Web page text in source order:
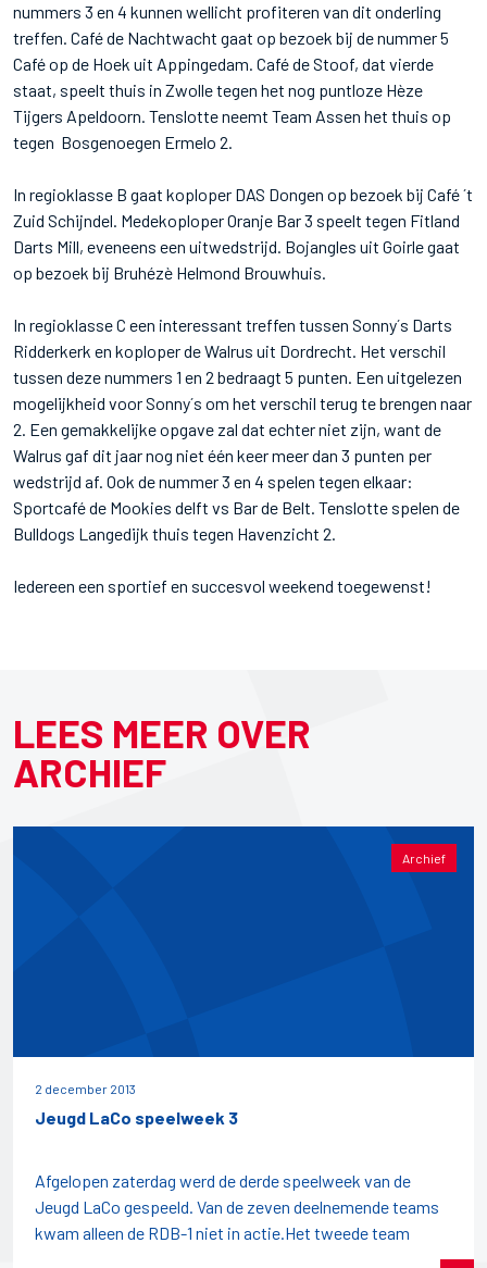
nummers 3 en 4 kunnen wellicht profiteren van dit onderling
treffen. Café de Nachtwacht gaat op bezoek bij de nummer 5
Café op de Hoek uit Appingedam. Café de Stoof, dat vierde
staat, speelt thuis in Zwolle tegen het nog puntloze Hèze
Tijgers Apeldoorn. Tenslotte neemt Team Assen het thuis op
tegen Bosgenoegen Ermelo 2.
In regioklasse B gaat koploper DAS Dongen op bezoek bij Café ´t
Zuid Schijndel. Medekoploper Oranje Bar 3 speelt tegen Fitland
Darts Mill, eveneens een uitwedstrijd. Bojangles uit Goirle gaat
op bezoek bij Bruhézè Helmond Brouwhuis.
In regioklasse C een interessant treffen tussen Sonny´s Darts
Ridderkerk en koploper de Walrus uit Dordrecht. Het verschil
tussen deze nummers 1 en 2 bedraagt 5 punten. Een uitgelezen
mogelijkheid voor Sonny´s om het verschil terug te brengen naar
2. Een gemakkelijke opgave zal dat echter niet zijn, want de
Walrus gaf dit jaar nog niet één keer meer dan 3 punten per
wedstrijd af. Ook de nummer 3 en 4 spelen tegen elkaar:
Sportcafé de Mookies delft vs Bar de Belt. Tenslotte spelen de
Bulldogs Langedijk thuis tegen Havenzicht 2.
Iedereen een sportief en succesvol weekend toegewenst!
LEES MEER OVER
ARCHIEF
Archief
2 december 2013
Jeugd LaCo speelweek 3
Afgelopen zaterdag werd de derde speelweek van de
Jeugd LaCo gespeeld. Van de zeven deelnemende teams
kwam alleen de RDB-1 niet in actie.Het tweede team